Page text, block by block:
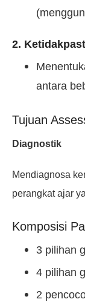
2.
antara
Tujuan
Diagnostik
Mendiagnosa
perangkat ajar
Komposisi
3 pilihan
4 pilihan
2